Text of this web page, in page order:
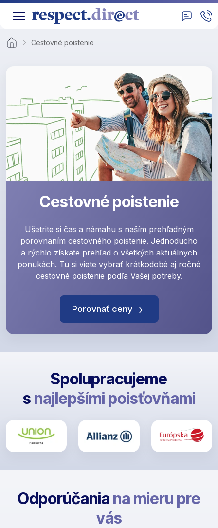
Cestovné poistenie
Cestovné poistenie
Ušetrite si čas a námahu s naším prehľadným
porovnaním cestovného poistenie. Jednoducho
a rýchlo získate prehľad o všetkých aktuálnych
ponukách. Tu si viete vybrať krátkodobé aj ročné
cestovné poistenie podľa Vašej potreby.
Porovnať ceny
Spolupracujeme
s najlepšími poisťovňami
Odporúčania na mieru pre
vás